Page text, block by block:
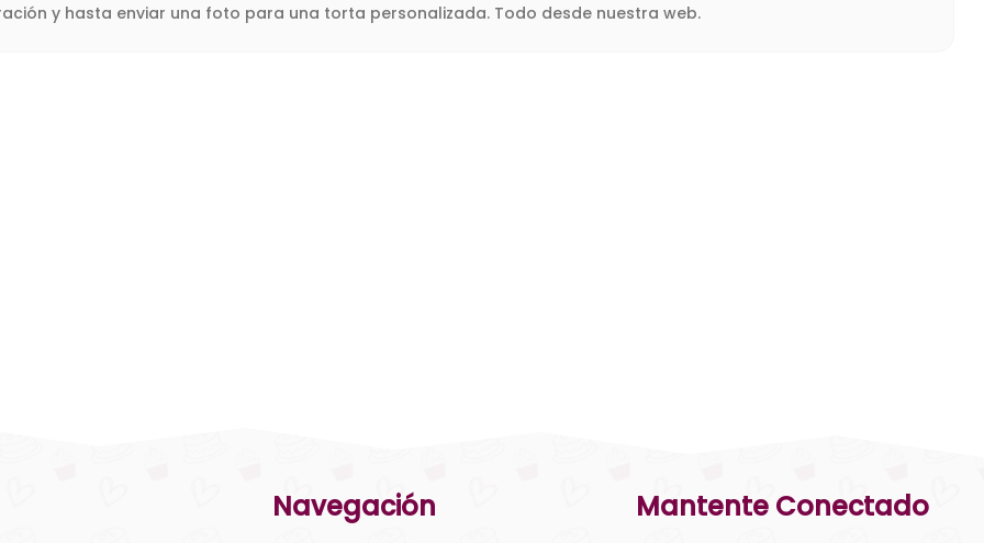
y hasta enviar una foto para una torta personalizada. Todo desde nuestra web.
Navegación Mantente Conectado